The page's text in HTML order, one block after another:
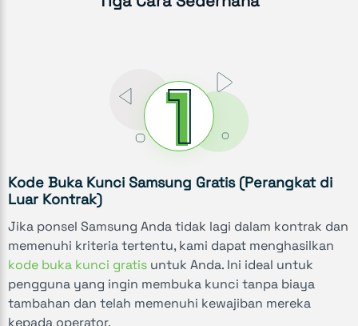
Kode Buka Kunci Samsung Gratis (Perangkat di
Luar Kontrak)
Jika ponsel Samsung Anda tidak lagi dalam kontrak dan
memenuhi kriteria tertentu, kami dapat menghasilkan
kode buka kunci gratis untuk Anda. Ini ideal untuk
pengguna yang ingin membuka kunci tanpa biaya
tambahan dan telah memenuhi kewajiban mereka
kepada operator.